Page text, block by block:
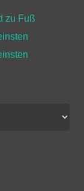
zu Fuß